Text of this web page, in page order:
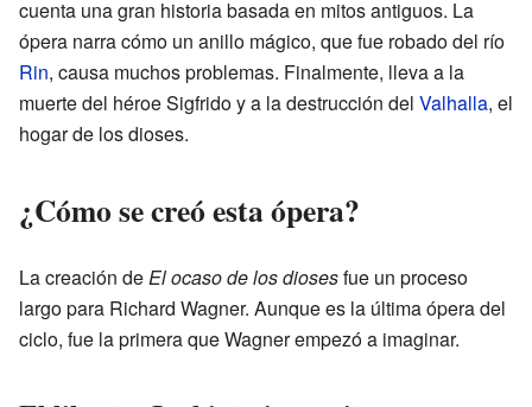
cuenta una gran historia basada en mitos antiguos. La
ópera narra cómo un anillo mágico, que fue robado del río
Rin, causa muchos problemas. Finalmente, lleva a la
muerte del héroe Sigfrido y a la destrucción del Valhalla, el
hogar de los dioses.
¿Cómo se creó esta ópera?
La creación deEl ocaso de los diosesfue un proceso
largo para Richard Wagner. Aunque es la última ópera del
ciclo, fue la primera que Wagner empezó a imaginar.